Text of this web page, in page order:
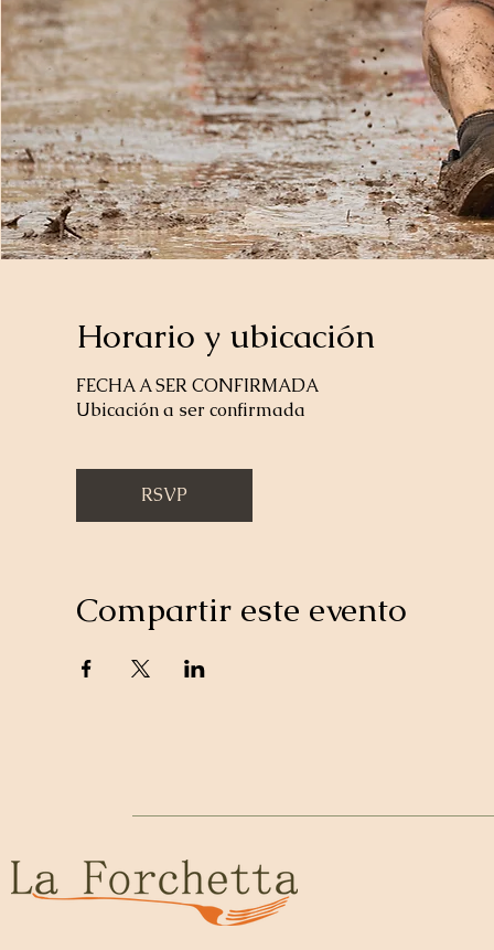
Horario y ubicación
FECHA A SER CONFIRMADA
Ubicación a ser confirmada
RSVP
Compartir este evento